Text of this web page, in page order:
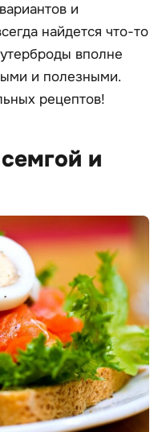
и
найдется что-то
вполне
и полезными.
рецептов!
и